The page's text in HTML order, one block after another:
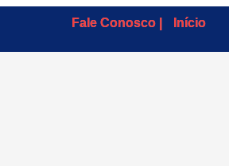
Fale Conosco | Início